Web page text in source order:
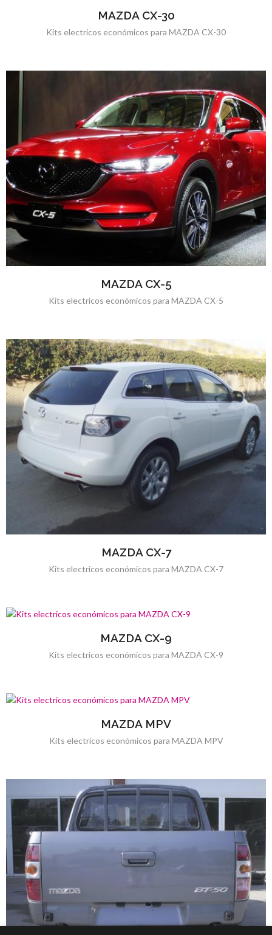
MAZDA CX-30
Kits electricos económicos para MAZDA CX-30
MAZDA CX-5
Kits electricos económicos para MAZDA CX-5
MAZDA CX-7
Kits electricos económicos para MAZDA CX-7
MAZDA CX-9
Kits electricos económicos para MAZDA CX-9
MAZDA MPV
Kits electricos económicos para MAZDA MPV